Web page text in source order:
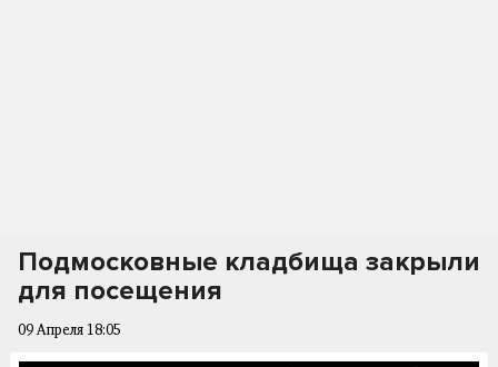
Подмосковные кладбища закрыли
для посещения
09 Апреля 18:05